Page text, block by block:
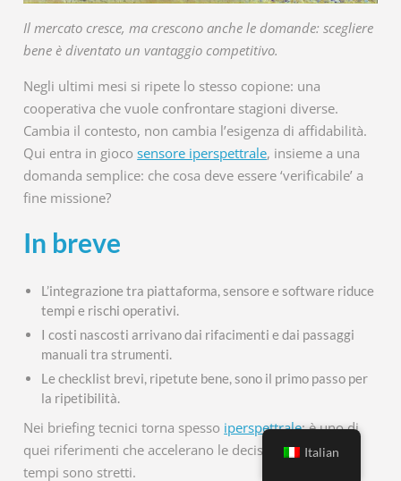
Il mercato cresce, ma crescono anche le domande: scegliere
bene è diventato un vantaggio competitivo.
Negli ultimi mesi si ripete lo stesso copione: una
cooperativa che vuole confrontare stagioni diverse.
Cambia il contesto, non cambia l’esigenza di affidabilità.
Qui entra in giocosensore iperspettrale, insieme a una
domanda semplice: che cosa deve essere ‘verificabile’ a
fine missione?
In breve
L’integrazione tra piattaforma, sensore e software riduce
tempi e rischi operativi.
I costi nascosti arrivano dai rifacimenti e dai passaggi
manuali tra strumenti.
Le checklist brevi, ripetute bene, sono il primo passo per
la ripetibilità.
Nei briefing tecnici torna spesso iperspettrale: è uno di
quei riferimenti che accelerano le decisioni quando i
tempi sono stretti.
Italian